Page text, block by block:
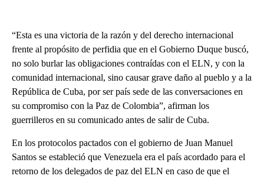
“Esta es una victoria de la razón y del derecho internacional
frente al propósito de perfidia que en el Gobierno Duque buscó,
no solo burlar las obligaciones contraídas con el ELN, y con la
comunidad internacional, sino causar grave daño al pueblo y a la
República de Cuba, por ser país sede de las conversaciones en
su compromiso con la Paz de Colombia”, afirman los
guerrilleros en su comunicado antes de salir de Cuba.
En los protocolos pactados con el gobierno de Juan Manuel
Santos se estableció que Venezuela era el país acordado para el
retorno de los delegados de paz del ELN en caso de que el